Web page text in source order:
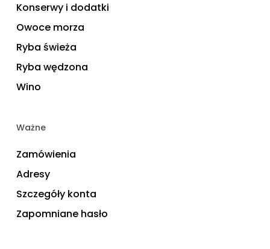
Konserwy i dodatki
Owoce morza
Ryba świeża
Ryba wędzona
Wino
Ważne
Zamówienia
Adresy
Szczegóły konta
Zapomniane hasło